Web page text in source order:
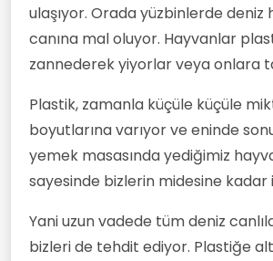
ulaşıyor. Orada yüzbinlerde deniz
canına mal oluyor. Hayvanlar
zannederek yiyorlar veya onlara
Plastik, zamanla küçüle küçüle
boyutlarına varıyor ve eninde
yemek masasında yediğimiz
sayesinde bizlerin midesine kadar
Yani uzun vadede tüm deniz
bizleri de tehdit ediyor. Plastiğe